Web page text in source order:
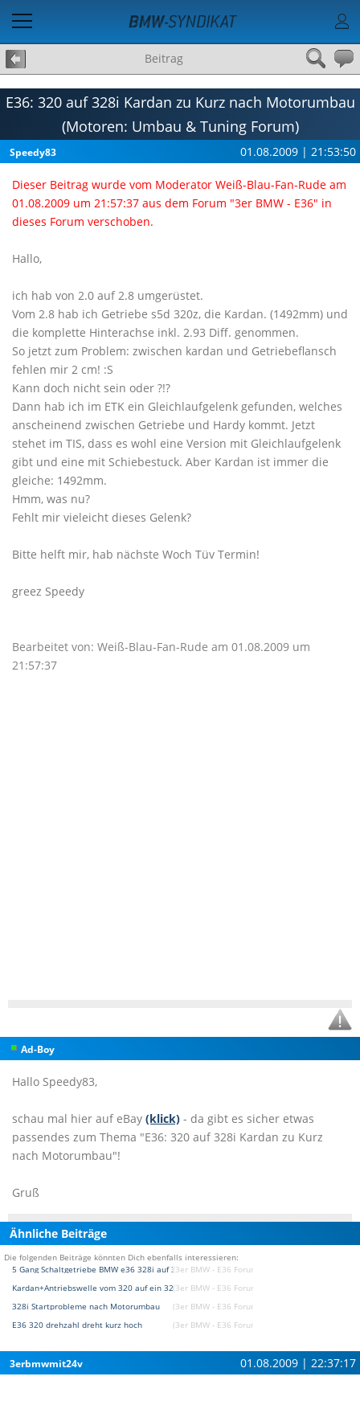
Beitrag
E36: 320 auf 328i Kardan zu Kurz nach Motorumbau
(Motoren: Umbau & Tuning Forum)
Speedy83 01.08.2009 | 21:53:50
Dieser Beitrag wurde vom Moderator Weiß-Blau-Fan-Rude am
01.08.2009 um 21:57:37 aus dem Forum "3er BMW - E36" in
dieses Forum verschoben.
Hallo,
ich hab von 2.0 auf 2.8 umgerüstet.
Vom 2.8 hab ich Getriebe s5d 320z, die Kardan. (1492mm) und
die komplette Hinterachse inkl. 2.93 Diff. genommen.
So jetzt zum Problem: zwischen kardan und Getriebeflansch
fehlen mir 2 cm! :S
Kann doch nicht sein oder ?!?
Dann hab ich im ETK ein Gleichlaufgelenk gefunden, welches
anscheinend zwischen Getriebe und Hardy kommt. Jetzt
stehet im TIS, dass es wohl eine Version mit Gleichlaufgelenk
gibt und eine mit Schiebestuck. Aber Kardan ist immer die
gleiche: 1492mm.
Hmm, was nu?
Fehlt mir vieleicht dieses Gelenk?
Bitte helft mir, hab nächste Woch Tüv Termin!
greez Speedy
Bearbeitet von: Weiß-Blau-Fan-Rude am 01.08.2009 um
21:57:37
Ad-Boy
Hallo Speedy83,
schau mal hier auf eBay (klick) - da gibt es sicher etwas
passendes zum Thema "E36: 320 auf 328i Kardan zu Kurz
nach Motorumbau"!
Gruß
Ähnliche Beiträge
Die folgenden Beiträge könnten Dich ebenfalls interessieren:
5 Gang Schaltgetriebe BMW e36 328i auf 323i Kardan(3er BMW - E36 Forum)
Kardan+Antriebswelle vom 320 auf ein 325 Diff(3er BMW - E36 Forum)
328i Startprobleme nach Motorumbau
(3er BMW - E36 Forum)
E36 320 drehzahl dreht kurz hoch
(3er BMW - E36 Forum)
3erbmwmit24v 01.08.2009 | 22:37:17